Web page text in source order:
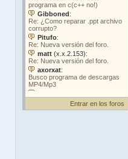
Entrar en los foros